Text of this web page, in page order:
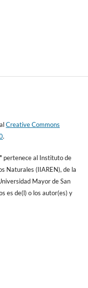
Creative Commons
.
pertenece al Instituto de
Naturales (IIAREN), de la
Mayor de San
es de(l) o los autor(es) y